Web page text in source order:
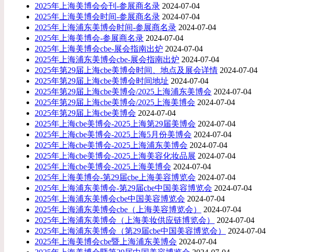
2025年上海美博会会刊-参展商名录 2024-07-04
2025年上海美博会时间-参展商名录 2024-07-04
2025年上海浦东美博会时间-参展商名录 2024-07-04
2025年上海美博会-参展商名录 2024-07-04
2025年上海美博会cbe-展会指南出炉 2024-07-04
2025年上海浦东美博会cbe-展会指南出炉 2024-07-04
2025年第29届上海cbe美博会时间、地点及展会详情 2024-07-04
2025年第29届上海cbe美博会时间地址 2024-07-04
2025年第29届上海cbe美博会/2025上海浦东美博会 2024-07-04
2025年第29届上海cbe美博会/2025上海美博会 2024-07-04
​2025年第29届上海cbe美博会 2024-07-04
2025年上海cbe美博会-2025上海第29届美博会 2024-07-04
2025年上海cbe美博会-2025上海5月份美博会 2024-07-04
2025年上海cbe美博会-2025上海浦东美博会 2024-07-04
2025年上海cbe美博会-2025上海美容化妆品展 2024-07-04
2025年上海cbe美博会-2025上海美博会 2024-07-04
2025年上海美博会-第29届cbe上海美容博览会 2024-07-04
2025年上海浦东美博会-第29届cbe中国美容博览会 2024-07-04
2025年上海浦东美博会cbe中国美容博览会 2024-07-04
2025年上海浦东美博会cbe（上海美容博览会）
2024-07-04
2025年上海浦东美博会（上海美妆供应链博览会）
2024-07-04
2025年上海浦东美博会（第29届cbe中国美容博览会）
2024-07-04
2025年上海美博会cbe暨上海浦东美博会 2024-07-04